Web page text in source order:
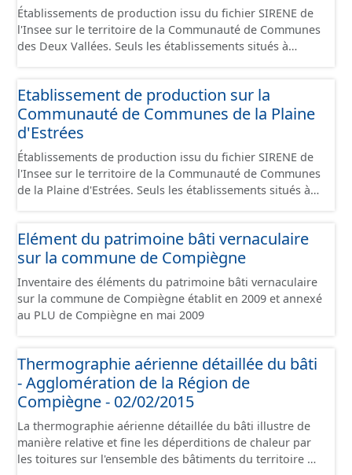
Établissements de production issu du fichier SIRENE de
l'Insee sur le territoire de la Communauté de Communes
des Deux Vallées. Seuls les établissements situés à
conformément aux prescriptions du standard CNIG Sites
Économiques. Ce lot ne contient pas la référence aux
terrains à vocation économique à ce jour. Il est filtré au-
Etablissement de production sur la
Communauté de Communes de la Plaine
d'Estrées
Établissements de production issu du fichier SIRENE de
l'Insee sur le territoire de la Communauté de Communes
de la Plaine d'Estrées. Seuls les établissements situés à
conformément aux prescriptions du standard CNIG Sites
Économiques. Ce lot ne contient pas la référence aux
terrains à vocation économique à ce jour. Il est filtré au-
delà des prescriptions du CNIG se limitant aux SCI.
Elément du patrimoine bâti vernaculaire
sur la commune de Compiègne
Inventaire des éléments du patrimoine bâti vernaculaire
sur la commune de Compiègne établit en 2009 et annexé
au PLU de Compiègne en mai 2009
Thermographie aérienne détaillée du bâti
- Agglomération de la Région de
Compiègne - 02/02/2015
La thermographie aérienne détaillée du bâti illustre de
manière relative et fine les déperditions de chaleur par
les toitures sur l'ensemble des bâtiments du territoire de